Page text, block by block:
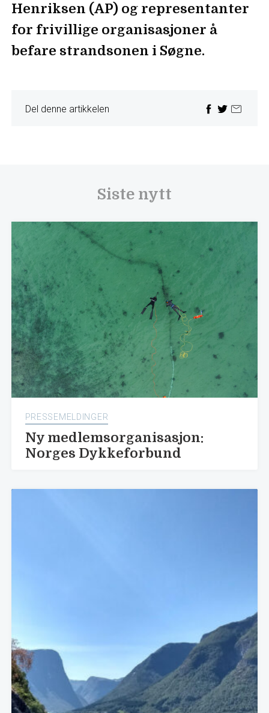
Henriksen (AP) og representanter
for frivillige organisasjoner å
befare strandsonen i Søgne.
Del denne artikkelen
Siste nytt
PRESSEMELDINGER
Ny medlemsorganisasjon:
Norges Dykkeforbund